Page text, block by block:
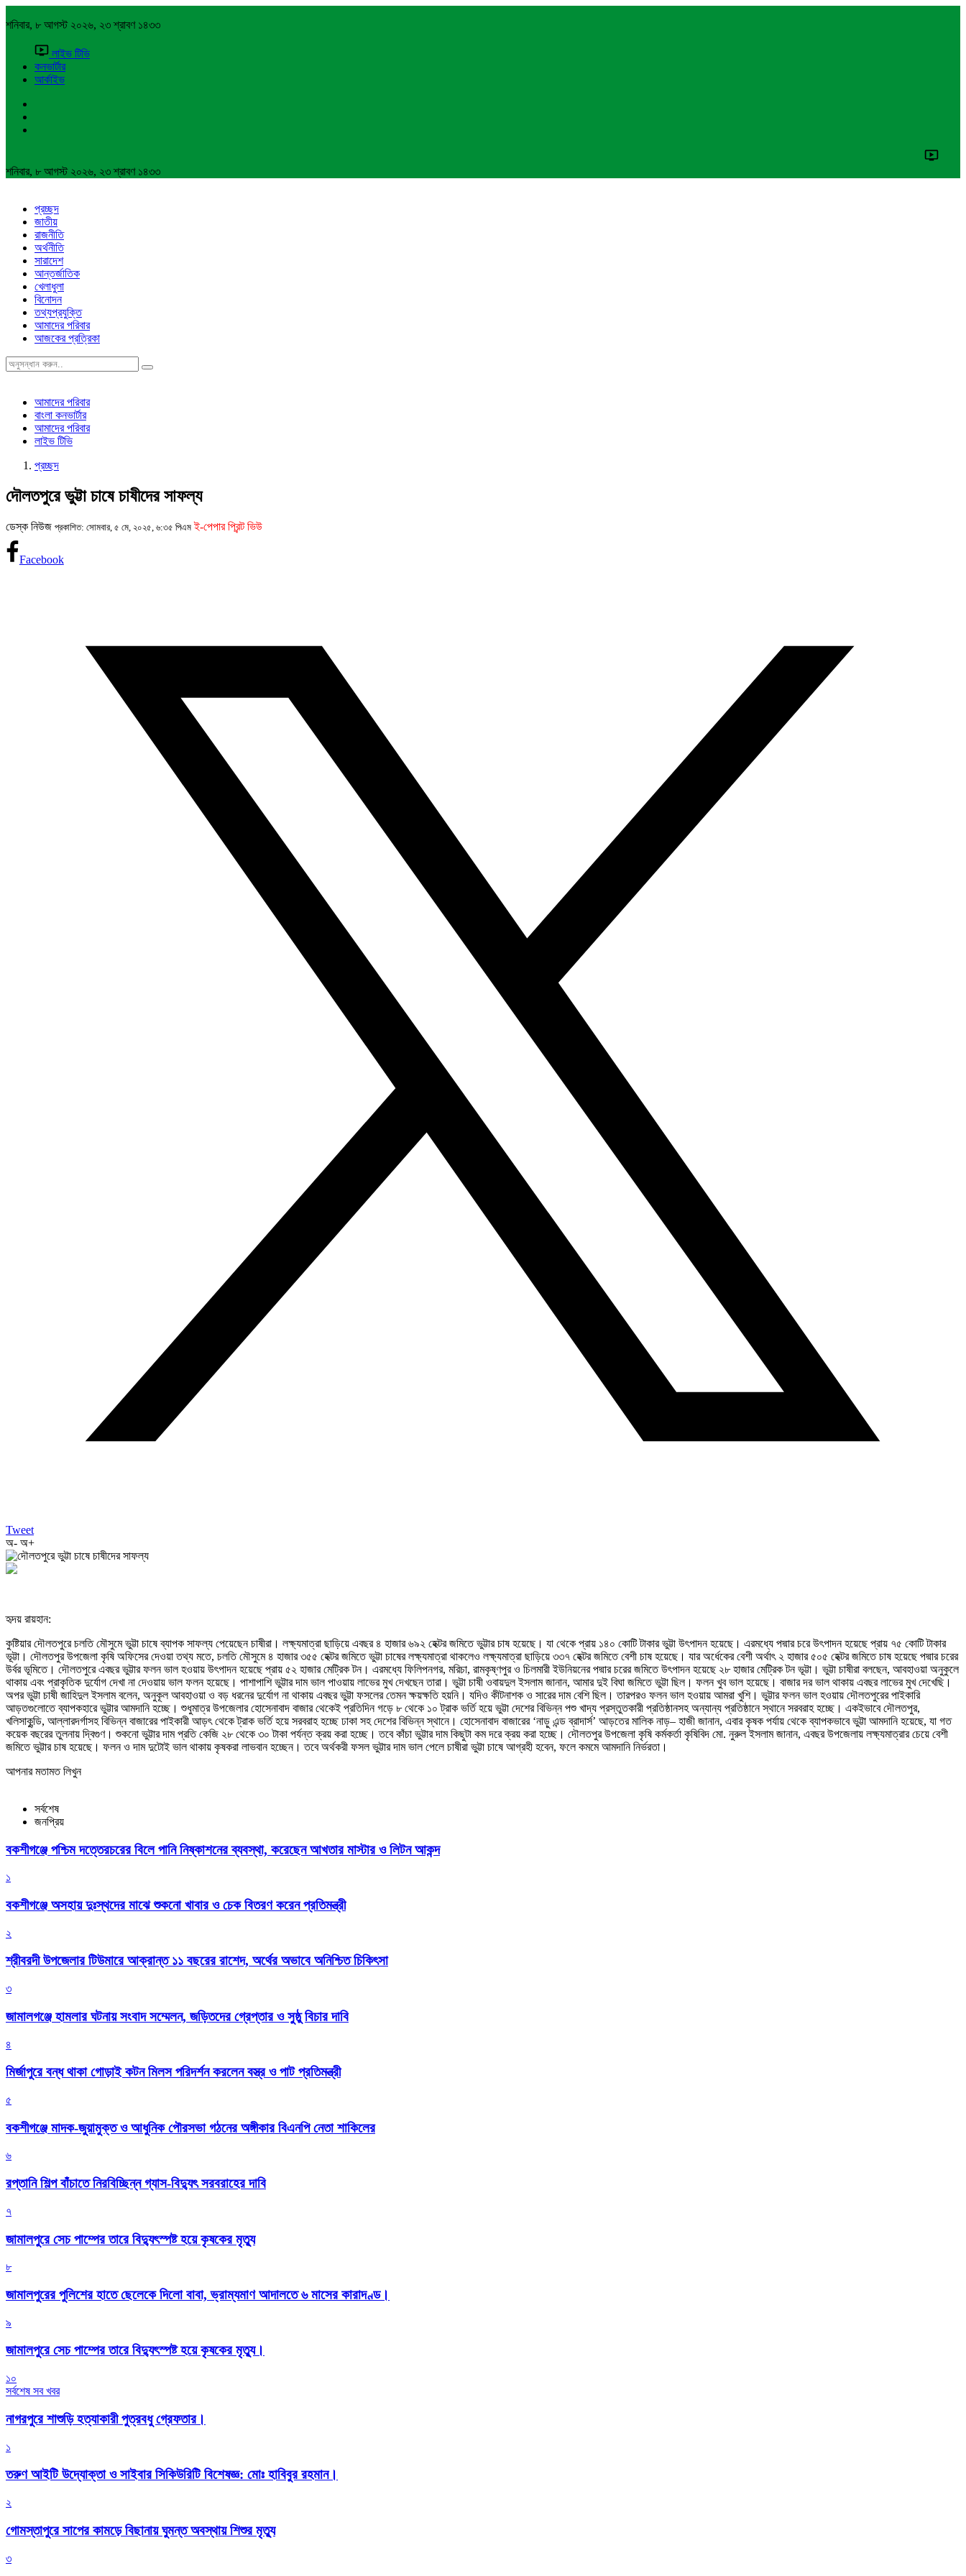
শনিবার, ৮ আগস্ট ২০২৬, ২৩ শ্রাবণ ১৪৩৩
লাইভ টিভি
কনভার্টার
আর্কাইভ
শনিবার, ৮ আগস্ট ২০২৬, ২৩ শ্রাবণ ১৪৩৩
প্রচ্ছদ
জাতীয়
রাজনীতি
অর্থনীতি
সারাদেশ
আন্তর্জাতিক
খেলাধুলা
বিনোদন
তথ্যপ্রযুক্তি
আমাদের পরিবার
আজকের প্রত্রিকা
আমাদের পরিবার
বাংলা কনভার্টার
আমাদের পরিবার
লাইভ টিভি
প্রচ্ছদ
দৌলতপুরে ভুট্টা চাষে চাষীদের সাফল্য
ডেস্ক নিউজ প্রকাশিত: সোমবার, ৫ মে, ২০২৫, ৬:৩৫ পিএম ই-পেপার প্রিন্ট ভিউ
Facebook
Tweet
অ- অ+
হৃদয় রায়হান:
কুষ্টিয়ার দৌলতপুরে চলতি মৌসুমে ভুট্টা চাষে ব্যাপক সাফল্য পেয়েছেন চাষীরা। লক্ষ্যমাত্রা ছাড়িয়ে এবছর ৪ হাজার ৬৯২ হেক্টর জমিতে ভুট্টার চাষ হয়েছে। যা থেকে প্রায় ১৪০ কোটি টাকার ভুট্টা উৎপাদন হয়েছে। এরমধ্যে পদ্মার চরে উৎপাদন হয়েছে প্রায় ৭৫ কোটি টাকার
ভূট্টা। দৌলতপুর উপজেলা কৃষি অফিসের দেওয়া তথ্য মতে, চলতি মৌসুমে ৪ হাজার ৩৫৫ হেক্টর জমিতে ভুট্টা চাষের লক্ষ্যমাত্রা থাকলেও লক্ষ্যমাত্রা ছাড়িয়ে ৩৩৭ হেক্টর জমিতে বেশী চাষ হয়েছে। যার অর্ধেকের বেশী অর্থাৎ ২ হাজার ৫০৫ হেক্টর জমিতে চাষ হয়েছে পদ্মার চরের
উর্বর ভূমিতে। দৌলতপুরে এবছর ভুট্টার ফলন ভাল হওয়ায় উৎপাদন হয়েছে প্রায় ৫২ হাজার মেট্রিক টন। এরমধ্যে ফিলিপনগর, মরিচা, রামকৃষ্ণপুর ও চিলমারী ইউনিয়নের পদ্মার চরের জমিতে উৎপাদন হয়েছে ২৮ হাজার মেট্রিক টন ভূট্টা। ভুট্টা চাষীরা বলছেন, আবহাওয়া অনুকুলে
থাকায় এবং প্রাকৃতিক দুর্যোগ দেখা না দেওয়ায় ভাল ফলন হয়েছে। পাশাপাশি ভুট্টার দাম ভাল পাওয়ায় লাভের মুখ দেখছেন তারা। ভুট্টা চাষী ওবায়দুল ইসলাম জানান, আমার দুই বিঘা জমিতে ভুট্টা ছিল। ফলন খুব ভাল হয়েছে। বাজার দর ভাল থাকায় এবছর লাভের মুখ দেখেছি।
অপর ভুট্টা চাষী জাহিদুল ইসলাম বলেন, অনুকূল আবহাওয়া ও বড় ধরনের দুর্যোগ না থাকায় এবছর ভুট্টা ফসলের তেমন ক্ষয়ক্ষতি হয়নি। যদিও কীটনাশক ও সারের দাম বেশি ছিল। তারপরও ফলন ভাল হওয়ায় আমরা খুশি। ভুট্টার ফলন ভাল হওয়ায় দৌলতপুরের পাইকারি
আড়তগুলোতে ব্যাপকহারে ভুট্টার আমদানি হচ্ছে। শুধুমাত্র উপজেলার হোসেনাবাদ বাজার থেকেই প্রতিদিন গড়ে ৮ থেকে ১০ ট্রাক ভর্তি হয়ে ভুট্টা দেশের বিভিন্ন পশু খাদ্য প্রস্তুতকারী প্রতিষ্ঠানসহ অন্যান্য প্রতিষ্ঠানে স্থানে সরবরাহ হচ্ছে। একইভাবে দৌলতপুর,
খলিসাকুন্ডি, আল্লারদর্গাসহ বিভিন্ন বাজারের পাইকারী আড়ৎ থেকে ট্রাক ভর্তি হয়ে সরবরাহ হচ্ছে ঢাকা সহ দেশের বিভিন্ন স্থানে। হোসেনাবাদ বাজারের ‘নাড়ু এন্ড ব্রাদার্স’ আড়তের মালিক নাড়– হাজী জানান, এবার কৃষক পর্যায় থেকে ব্যাপকভাবে ভুট্টা আমদানি হয়েছে, যা গত
কয়েক বছরের তুলনায় দ্বিগুণ। শুকনো ভুট্টার দাম প্রতি কেজি ২৮ থেকে ৩০ টাকা পর্যন্ত ক্রয় করা হচ্ছে। তবে কাঁচা ভুট্টার দাম কিছুটা কম দরে ক্রয় করা হচ্ছে। দৌলতপুর উপজেলা কৃষি কর্মকর্তা কৃষিবিদ মো. নুরুল ইসলাম জানান, এবছর উপজেলায় লক্ষ্যমাত্রার চেয়ে বেশী
জমিতে ভুট্টার চাষ হয়েছে। ফলন ও দাম দুটোই ভাল থাকায় কৃষকরা লাভবান হচ্ছেন। তবে অর্থকরী ফসল ভুট্টার দাম ভাল পেলে চাষীরা ভুট্টা চাষে আগ্রহী হবেন, ফলে কমমে আমদানি নির্ভরতা।
আপনার মতামত লিখুন
সর্বশেষ
জনপ্রিয়
বকশীগঞ্জে পশ্চিম দত্তেরচরের বিলে পানি নিষ্কাশনের ব্যবস্থা, করেছেন আখতার মাস্টার ও লিটন আকন্দ
১
বকশীগঞ্জে অসহায় দুঃস্থদের মাঝে শুকনো খাবার ও চেক বিতরণ করেন প্রতিমন্ত্রী
২
শ্রীবরদী উপজেলার টিউমারে আক্রান্ত ১১ বছরের রাশেদ, অর্থের অভাবে অনিশ্চিত চিকিৎসা
৩
জামালগঞ্জে হামলার ঘটনায় সংবাদ সম্মেলন, জড়িতদের গ্রেপ্তার ও সুষ্ঠু বিচার দাবি
৪
মির্জাপুরে বন্ধ থাকা গোড়াই কটন মিলস পরিদর্শন করলেন বস্ত্র ও পাট প্রতিমন্ত্রী
৫
বকশীগঞ্জে মাদক-জুয়ামুক্ত ও আধুনিক পৌরসভা গঠনের অঙ্গীকার বিএনপি নেতা শাকিলের
৬
রপ্তানি শিল্প বাঁচাতে নিরবিচ্ছিন্ন গ্যাস-বিদ্যুৎ সরবরাহের দাবি
৭
জামালপুরে সেচ পাম্পের তারে বিদ্যুৎস্পষ্ট হয়ে কৃষকের মৃত্যু
৮
জামালপুরের পুলিশের হাতে ছেলেকে দিলো বাবা, ভ্রাম্যমাণ আদালতে ৬ মাসের কারাদণ্ড।
৯
জামালপুরে সেচ পাম্পের তারে বিদ্যুৎস্পষ্ট হয়ে কৃষকের মৃত্যু।
১০
সর্বশেষ সব খবর
নাগরপুরে শাশুড়ি হত্যাকারী পুত্রবধু গ্রেফতার।
১
তরুণ আইটি উদ্যোক্তা ও সাইবার সিকিউরিটি বিশেষজ্ঞ: মোঃ হাবিবুর রহমান।
২
গোমস্তাপুরে সাপের কামড়ে বিছানায় ঘুমন্ত অবস্থায় শিশুর মৃত্যু
৩